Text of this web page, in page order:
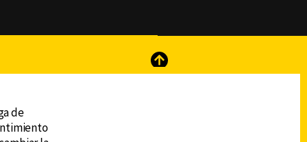
Subir
de